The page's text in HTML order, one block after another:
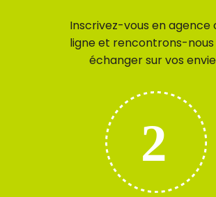
Inscrivez-vous en agence
ligne et rencontrons-
échanger sur vos